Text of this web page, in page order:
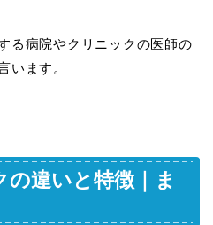
る病院やクリニックの医師の
います。
違いと特徴｜ま